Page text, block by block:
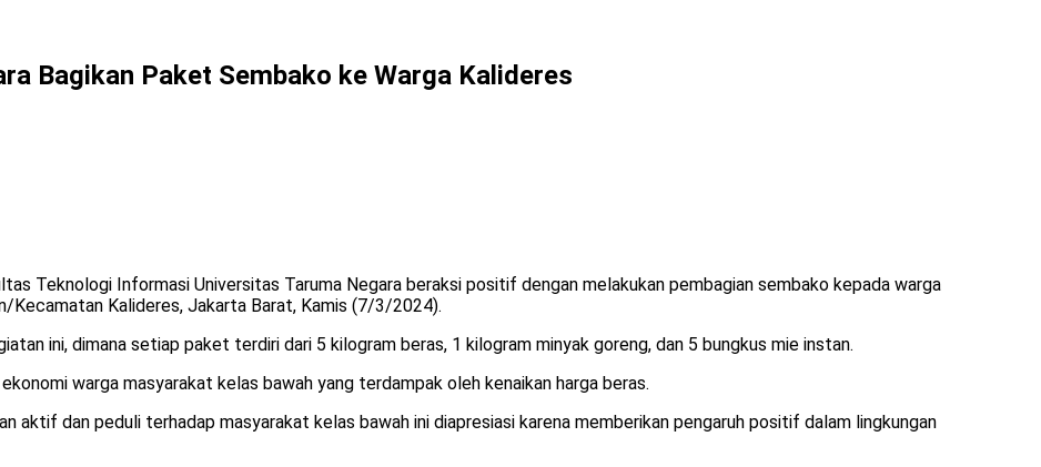
Bagikan Paket Sembako ke Warga Kalideres
Teknologi Informasi Universitas Taruma Negara beraksi positif dengan melakukan pembagian sembako kepada warga
Kecamatan Kalideres, Jakarta Barat, Kamis (7/3/2024).
ini, dimana setiap paket terdiri dari 5 kilogram beras, 1 kilogram minyak goreng, dan 5 bungkus mie instan.
warga masyarakat kelas bawah yang terdampak oleh kenaikan harga beras.
aktif dan peduli terhadap masyarakat kelas bawah ini diapresiasi karena memberikan pengaruh positif dalam lingkungan